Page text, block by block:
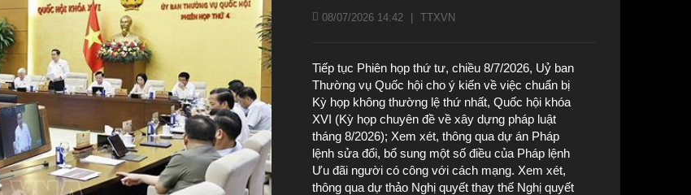
08/07/2026 14:42 TTXVN
Tiếp tục Phiên họp thứ tư, chiều 8/7/2026, Uỷ ban
Thường vụ Quốc hội cho ý kiến về việc chuẩn bị
Kỳ họp không thường lệ thứ nhất, Quốc hội khóa
XVI (Kỳ họp chuyên đề về xây dựng pháp luật
tháng 8/2026); Xem xét, thông qua dự án Pháp
lệnh sửa đổi, bổ sung một số điều của Pháp lệnh
Ưu đãi người có công với cách mạng. Xem xét,
thông qua dự thảo Nghị quyết thay thế Nghị quyết